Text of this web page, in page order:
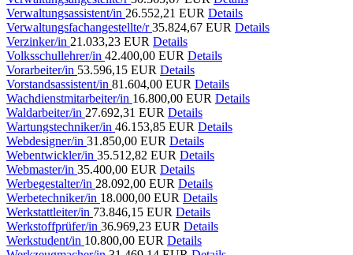
Verwaltungsassistent/in 26.552,21 EUR Details
Verwaltungsfachangestellte/r35.824,67 EUR Details
Verzinker/in 21.033,23 EUR Details
Volksschullehrer/in 42.400,00 EUR Details
Vorarbeiter/in 53.596,15 EUR Details
Vorstandsassistent/in 81.604,00 EUR Details
Wachdienstmitarbeiter/in 16.800,00 EUR Details
Waldarbeiter/in 27.692,31 EUR Details
Wartungstechniker/in 46.153,85 EUR Details
Webdesigner/in 31.850,00 EUR Details
Webentwickler/in 35.512,82 EUR Details
Webmaster/in 35.400,00 EUR Details
Werbegestalter/in 28.092,00 EUR Details
Werbetechniker/in 18.000,00 EUR Details
Werkstattleiter/in 73.846,15 EUR Details
Werkstoffprüfer/in 36.969,23 EUR Details
Werkstudent/in 10.800,00 EUR Details